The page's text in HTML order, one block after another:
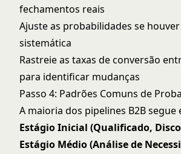
fechamentos reais
Ajuste as probabilidades se
sistemática
Rastreie as taxas de conversão
para identificar mudanças
Passo 4: Padrões Comuns de
A maioria dos pipelines B2B segue
Estágio Inicial (Qualificado,
Estágio Médio (Análise de